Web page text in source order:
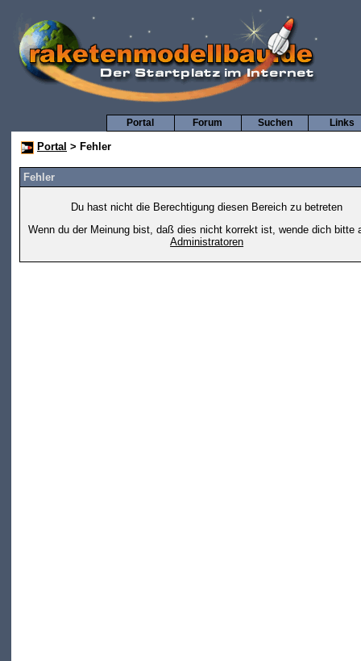
Links
Suchen
Forum
Portal
Portal > Fehler
Fehler
Du hast nicht die Berechtigung diesen Bereich zu betreten
Wenn du der Meinung bist, daß dies nicht korrekt ist, wende dich bitte
Administratoren